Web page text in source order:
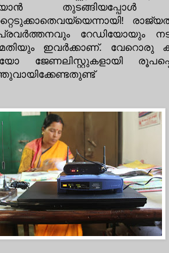
തുടങ്ങിയപ്പോള്‍
റേഡിയോയും
ഇവര്‍ക്കാണ്.
ജേണലിസ്റ്റുകളായി